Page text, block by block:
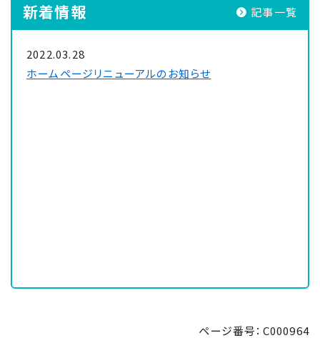
新着情報 記事一覧
2022.03.28
ホームページリニューアルのお知らせ
ページ番号：C000964